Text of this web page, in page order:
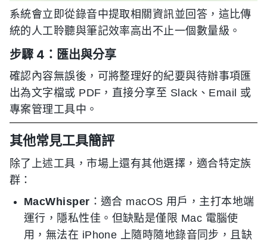
系統會立即從錄音中提取相關資訊並回答，這比傳
統的人工聆聽與筆記效率高出不止一個數量級。
步驟 4：匯出與分享
確認內容無誤後，可將整理好的紀要與待辦事項匯
出為文字檔或 PDF，直接分享至 Slack、Email 或
專案管理工具中。
其他常見工具簡評
除了上述工具，市場上還有其他選擇，適合特定族
群：
MacWhisper ：適合 macOS 用戶，主打本地端
運行，隱私性佳。但缺點是僅限 Mac 電腦使
用，無法在 iPhone 上隨時隨地錄音同步，且缺